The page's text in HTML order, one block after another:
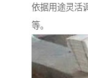
依据用途灵活
等。